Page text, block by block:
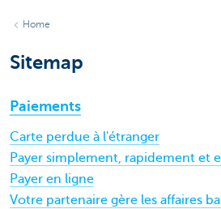
Home
Sitemap
Paiements
Carte perdue à l'étranger
Payer simplement, rapidement et
Payer en ligne
Votre partenaire gère les affaires